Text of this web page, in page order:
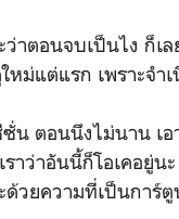
าตอนจบเป็นไง ก็
หม่แต่แรก เพราะจ
น ตอนนึงไม่นาน เอ
าว่าอันนี้ก็โอเคอยู่
ด้วยความที่เป็นการ์